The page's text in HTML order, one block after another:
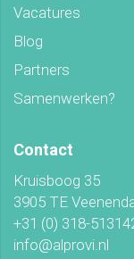
Vacatures
Blog
Partners
Samenwerken?
Contact
Kruisboog 35
3905 TE
+31 (0) 318-
info@alprovi.nl